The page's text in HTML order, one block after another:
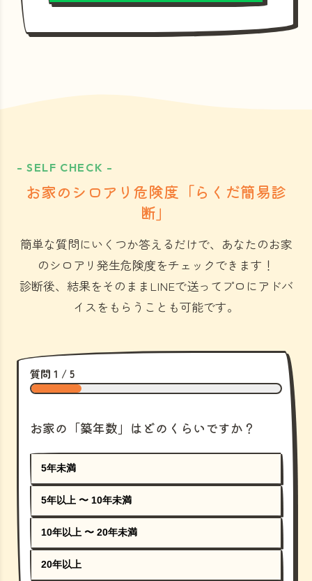
- SELF CHECK -
お家のシロアリ危険度「らくだ簡易診
断」
簡単な質問にいくつか答えるだけで、あなたのお家
のシロアリ発生危険度をチェックできます！
診断後、結果をそのままLINEで送ってプロにアドバ
イスをもらうことも可能です。
質問 1 / 5
お家の「築年数」はどのくらいですか？
5年未満
5年以上 〜 10年未満
10年以上 〜 20年未満
20年以上